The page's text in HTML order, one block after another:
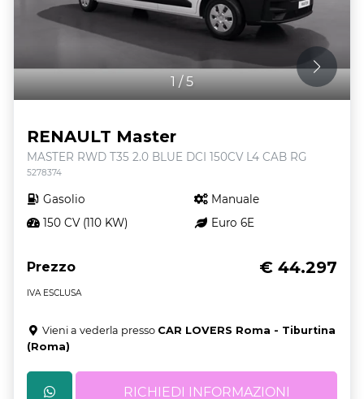
1/5
RENAULT Master
MASTER RWD T35 2.0 BLUE DCI 150CV L4 CAB RG
5278374
Gasolio
Manuale
150 CV (110 KW)
Euro 6E
Prezzo € 44.297
IVA ESCLUSA
Vieni a vederla presso CAR LOVERS Roma - Tiburtina
(Roma)
RICHIEDI INFORMAZIONI